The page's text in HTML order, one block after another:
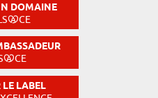
DOMAINE
CE
CE
LABEL